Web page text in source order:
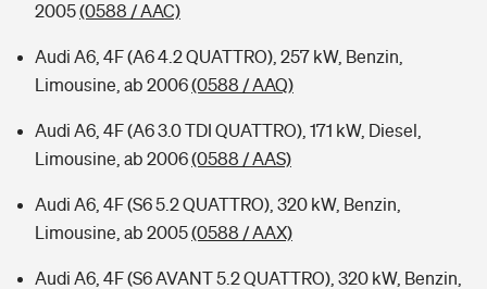
2005(0588 / AAC)
Audi A6, 4F (A6 4.2 QUATTRO), 257 kW, Benzin,
Limousine, ab 2006(0588 / AAQ)
Audi A6, 4F (A6 3.0 TDI QUATTRO), 171 kW, Diesel,
Limousine, ab 2006(0588 / AAS)
Audi A6, 4F (S6 5.2 QUATTRO), 320 kW, Benzin,
Limousine, ab 2005(0588 / AAX)
Audi A6, 4F (S6 AVANT 5.2 QUATTRO), 320 kW, Benzin,